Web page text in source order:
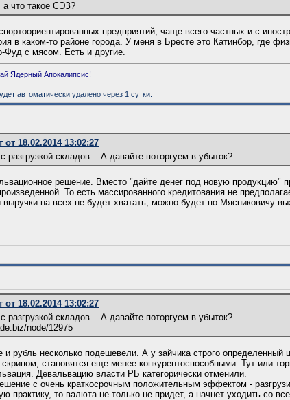
а что такое СЭЗ?
предприятий, чаще всего частных и с
в каком-то районе города. У меня в Бресте это Катинбор, где
Фуд с мясом. Есть и другие.
Ядерный Апокалипсис!
автоматически удалено через 1 сутки.
от 18.02.2014 13:02:27
разгрузкой складов... А давайте поторгуем в убыток?
решение. Вместо "дайте денег под новую продукцию"
То есть массированного кредитования не
на всех не будет хватать, можно будет по Мясниковичу
от 18.02.2014 13:02:27
разгрузкой складов... А давайте поторгуем в убыток?
node/12975
и рубль несколько подешевели. А у зайчика строго определенный
становятся еще менее конкурентоспособными. Тут или
Девальвацию власти РБ категорически отменили.
с очень краткосрочным положительным эффектом -
практику, то валюта не только не придет, а начнет уходить со